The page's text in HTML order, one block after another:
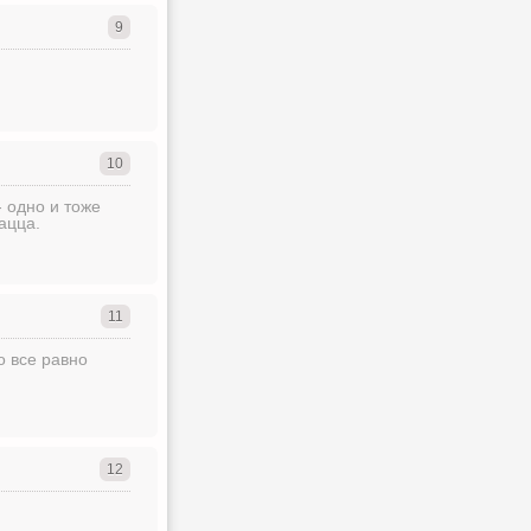
9
10
одно и тоже
11
все равно
12